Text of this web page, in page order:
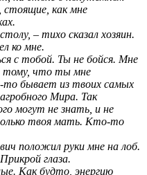
как мне
– тихо сказал хозяин.
ко мне.
с тобой. Ты не бойся. Мне
тому, что ты мне
то бывает из твоих самых
Мира. Так
могут не знать, и не
твоя мать. Кто-то
положил руки мне на лоб.
глаза.
Как будто, энергию